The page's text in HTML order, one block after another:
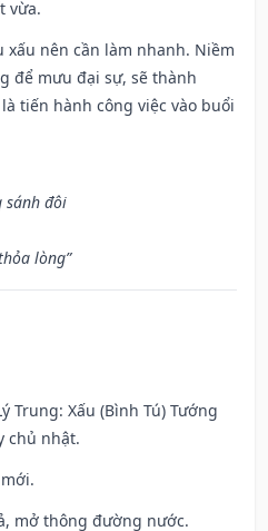
vừa.
nên cần làm nhanh. Niềm
để mưu đại sự, sẽ thành
tiến hành công việc vào buổi
sánh đôi
lòng”
Trung: Xấu (Bình Tú) Tướng
chủ nhật.
mở thông đường nước.